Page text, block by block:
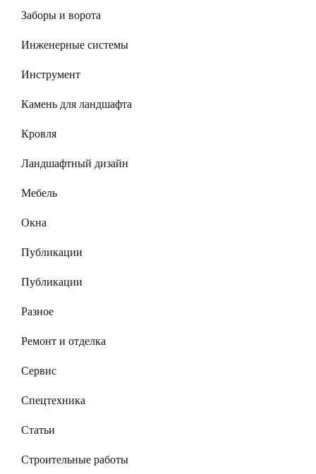
Заборы и ворота
Инженерные системы
Инструмент
Камень для ландшафта
Кровля
Ландшафтный дизайн
Мебель
Окна
Публикации
Публикации
Разное
Ремонт и отделка
Сервис
Спецтехника
Статьи
Строительные работы